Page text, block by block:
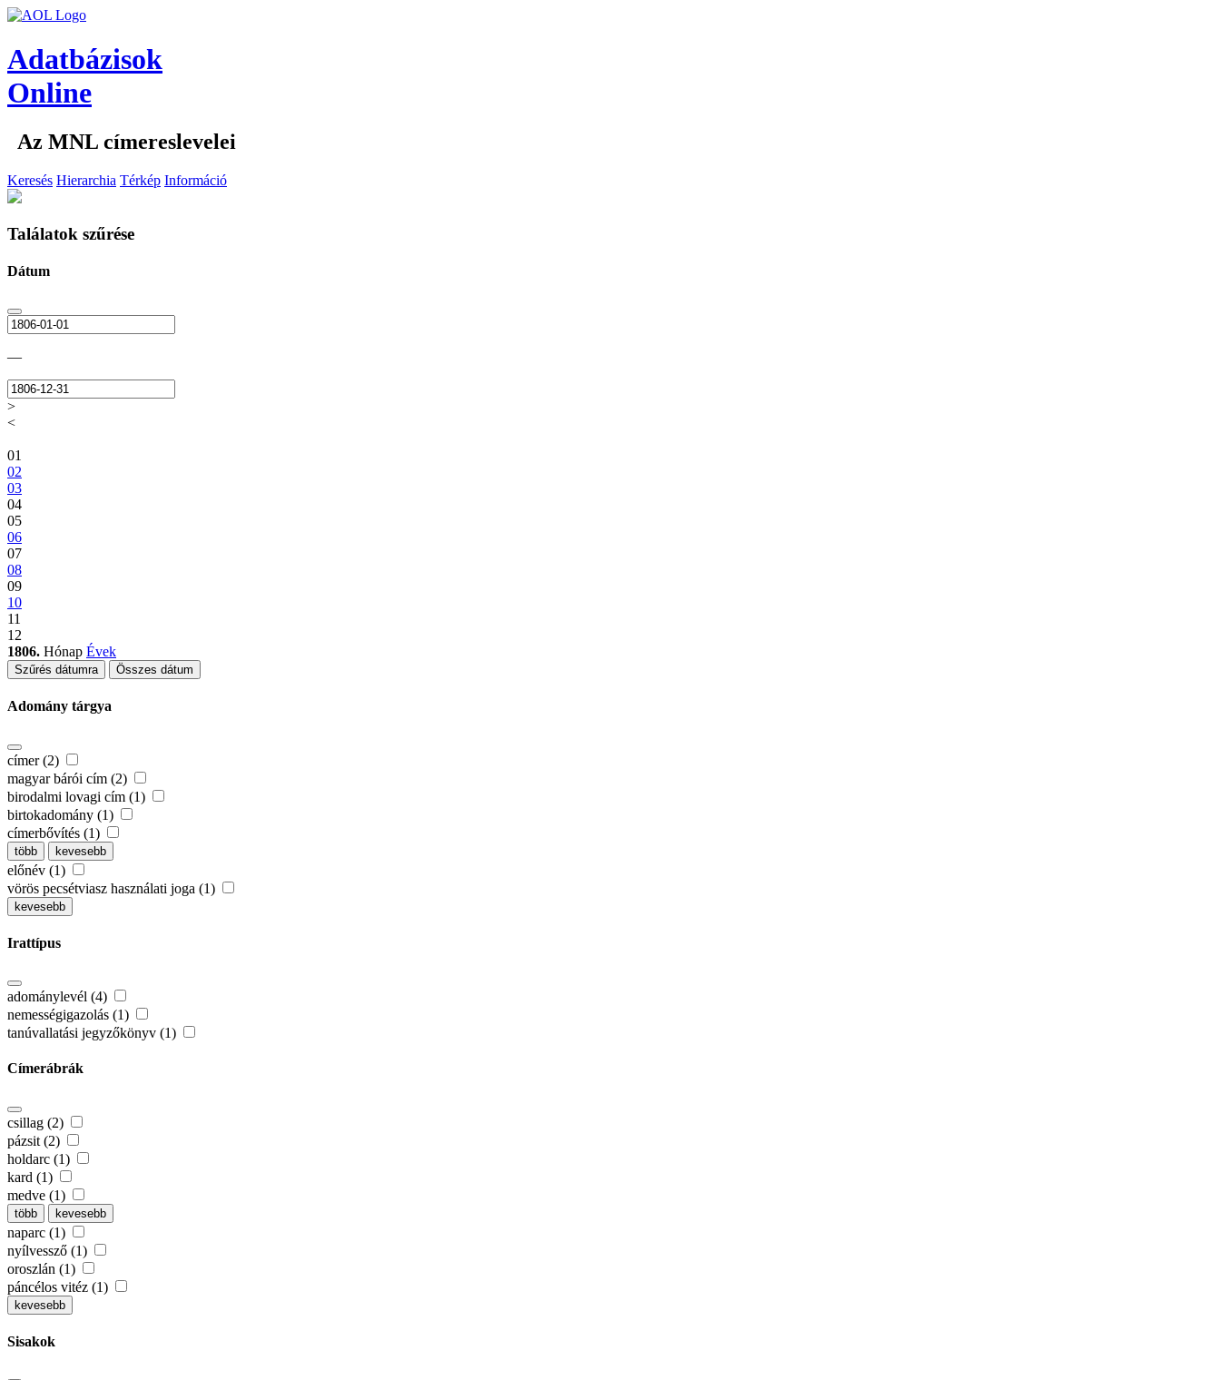
Adatbázisok
Online
Az MNL címereslevelei
Keresés Hierarchia Térkép Információ
Találatok szűrése
Dátum
—
>
<
01
02
03
04
05
06
07
08
09
10
11
12
1806. Hónap Évek
Szűrés dátumra Összes dátum
Adomány tárgya
címer (2)
magyar bárói cím (2)
birodalmi lovagi cím (1)
birtokadomány (1)
címerbővítés (1)
több kevesebb
előnév (1)
vörös pecsétviasz használati joga (1)
kevesebb
Irattípus
adománylevél (4)
nemességigazolás (1)
tanúvallatási jegyzőkönyv (1)
Címerábrák
csillag (2)
pázsit (2)
holdarc (1)
kard (1)
medve (1)
több kevesebb
naparc (1)
nyílvessző (1)
oroszlán (1)
páncélos vitéz (1)
kevesebb
Sisakok